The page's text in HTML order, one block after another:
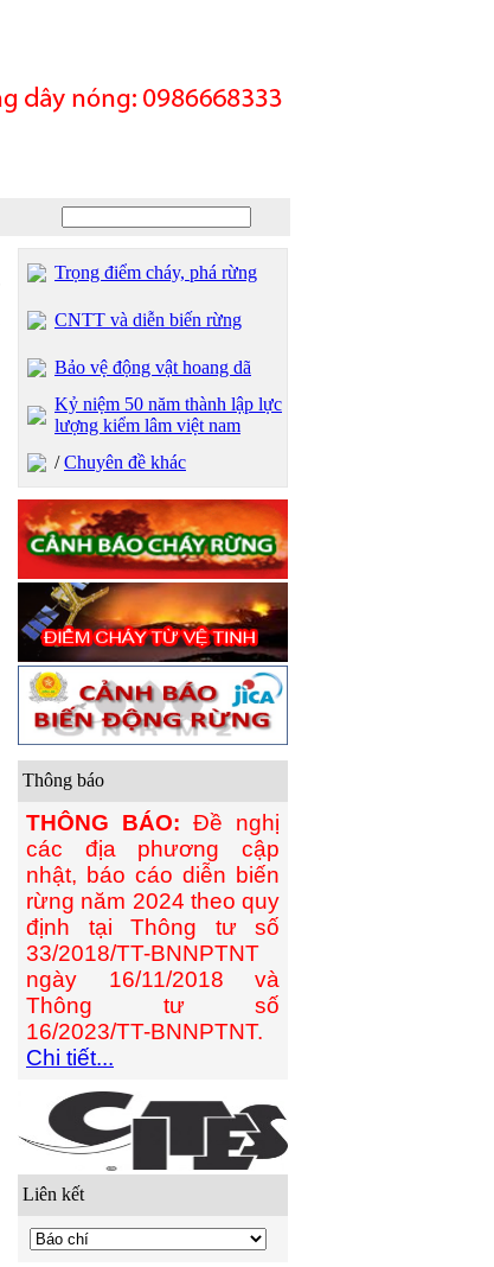
Trọng điểm cháy, phá rừng
CNTT và diễn biến rừng
Bảo vệ động vật hoang dã
Kỷ niệm 50 năm thành lập lực
lượng kiểm lâm việt nam
/Chuyên đề khác
Thông báo
THÔNG BÁO: Đề nghị
các địa phương cập
nhật, báo cáo diễn biến
rừng năm 2024 theo quy
định tại Thông tư số
33/2018/TT-BNNPTNT
ngày 16/11/2018 và
Thông tư số
16/2023/TT-BNNPTNT.
Chi tiết...
Liên kết